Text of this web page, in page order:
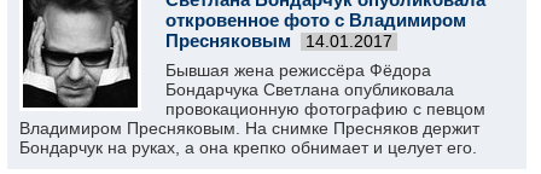
откровенное фото с Владимиром
Пресняковым
14.01.2017
Бывшая жена режиссёра Фёдора
Бондарчука Светлана опубликовала
провокационную фотографию с певцом
Владимиром Пресняковым. На снимке Пресняков держит
Бондарчук на руках, а она крепко обнимает и целует его.